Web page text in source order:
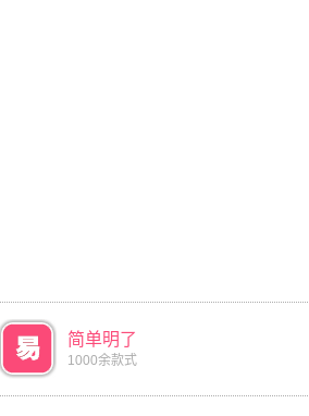
简单明了
1000余款式